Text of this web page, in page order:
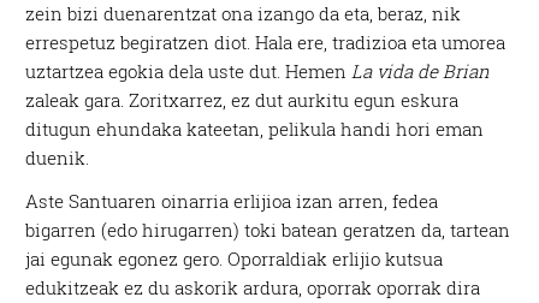
zein bizi duenarentzat ona izango da eta, beraz, nik
errespetuz begiratzen diot. Hala ere, tradizioa eta umorea
uztartzea egokia dela uste dut. HemenLa vida de Brian
zaleak gara. Zoritxarrez, ez dut aurkitu egun eskura
ditugun ehundaka kateetan, pelikula handi hori eman
duenik.
Aste Santuaren oinarria erlijioa izan arren, fedea
bigarren (edo hirugarren) toki batean geratzen da, tartean
jai egunak egonez gero. Oporraldiak erlijio kutsua
edukitzeak ez du askorik ardura, oporrak oporrak dira